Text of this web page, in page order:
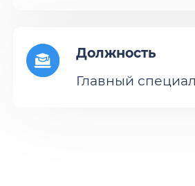
Должность
Главный